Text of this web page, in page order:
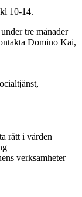
10-14.
tre månader
Domino Kai,
rätt i vården
verksamheter